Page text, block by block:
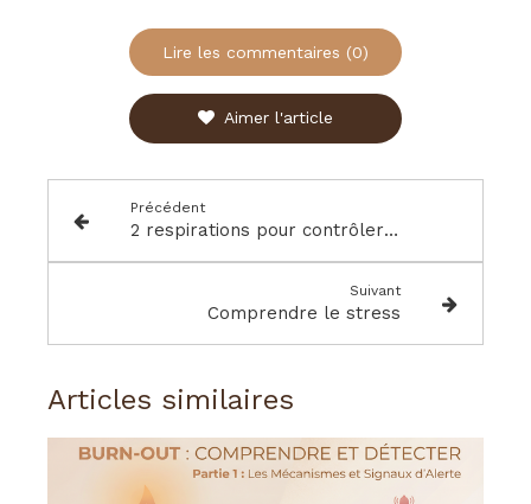
Lire les commentaires (0)
Aimer l'article
Précédent
2 respirations pour contrôler le stress , une émotion intense
Suivant
Comprendre le stress
Articles similaires